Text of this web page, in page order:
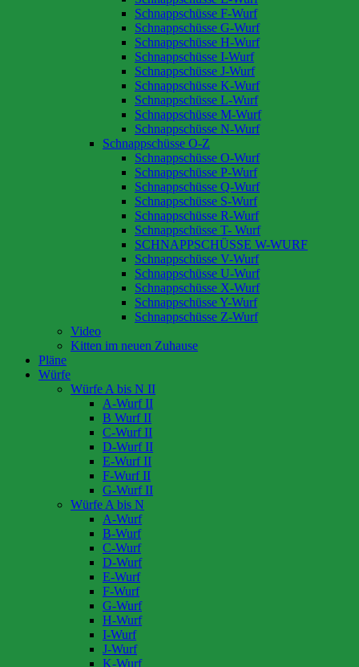
Schnappschüsse F-Wurf
Schnappschüsse G-Wurf
Schnappschüsse H-Wurf
Schnappschüsse I-Wurf
Schnappschüsse J-Wurf
Schnappschüsse K-Wurf
Schnappschüsse L-Wurf
Schnappschüsse M-Wurf
Schnappschüsse N-Wurf
Schnappschüsse O-Z
Schnappschüsse O-Wurf
Schnappschüsse P-Wurf
Schnappschüsse Q-Wurf
Schnappschüsse S-Wurf
Schnappschüsse R-Wurf
Schnappschüsse T- Wurf
SCHNAPPSCHÜSSE W-WURF
Schnappschüsse V-Wurf
Schnappschüsse U-Wurf
Schnappschüsse X-Wurf
Schnappschüsse Y-Wurf
Schnappschüsse Z-Wurf
Video
Kitten im neuen Zuhause
Pläne
Würfe
Würfe A bis N II
A-Wurf II
B Wurf II
C-Wurf II
D-Wurf II
E-Wurf II
F-Wurf II
G-Wurf II
Würfe A bis N
A-Wurf
B-Wurf
C-Wurf
D-Wurf
E-Wurf
F-Wurf
G-Wurf
H-Wurf
I-Wurf
J-Wurf
K-Wurf